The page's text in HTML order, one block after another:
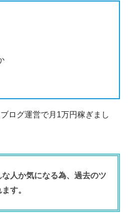
ログ運営で月1万円稼ぎまし
人か気になる為、過去のツ
す。